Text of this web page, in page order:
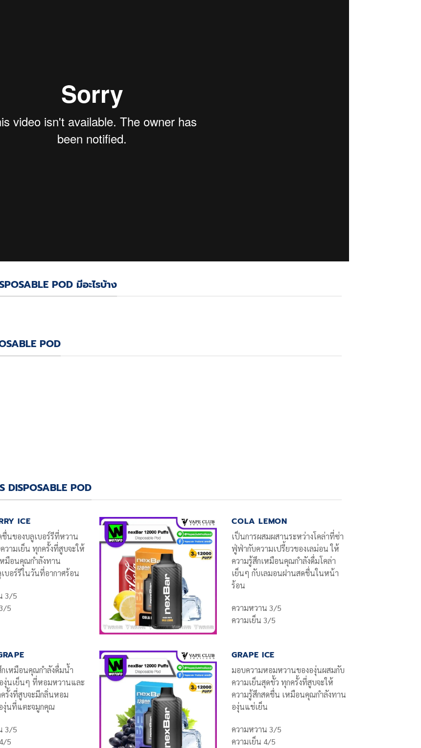
POD มีอะไรบ้าง
POD
POD
ICE
ชื่นของบลูเบอร์รีที่หวาน
วามเย็น ทุกครั้งที่สูบจะให้
หมือนคุณกำลังทาน
บอร์รีในวันที่อากาศร้อน
3/5
5
COLA LEMON
เป็นการผสมผสานระหว่างโคล่าที่ซ่า
ฟู่ฟ่ากับความเปรี้ยวของเลม่อน ให้
ความรู้สึกเหมือนคุณกำลังดื่มโคล่า
เย็นๆ กับเลมอนฝานสดชื่นในหน้า
ร้อน
ความหวาน 3/5
ความเย็น 3/5
กเหมือนคุณกำลังดื่มน้ำ
งุ่นเย็นๆ ที่หอมหวานและ
รั้งที่สูบจะมีกลิ่นหอม
งุ่นที่แตะจมูกคุณ
3/5
5
GRAPE ICE
มอบความหอมหวานขององุ่นผสมกับ
ความเย็นสุดขั้ว ทุกครั้งที่สูบจะให้
ความรู้สึกสดชื่น เหมือนคุณกำลังทาน
องุ่นแช่เย็น
ความหวาน 3/5
ความเย็น 4/5